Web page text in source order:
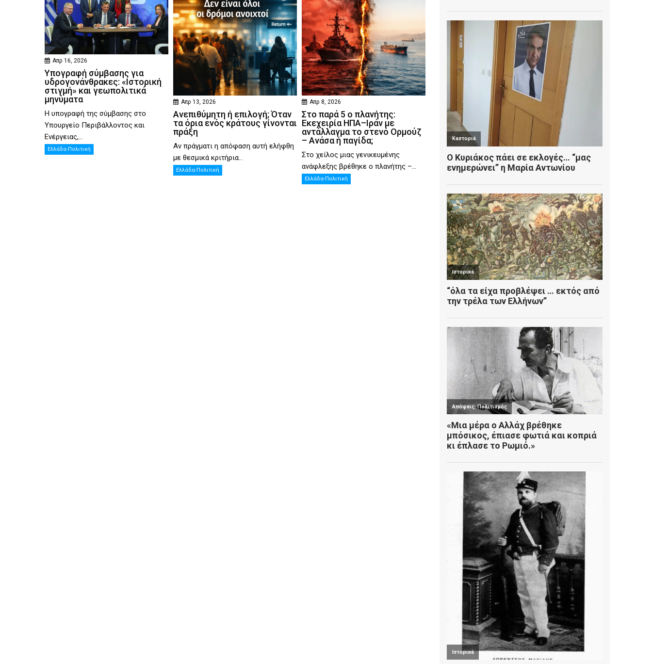
Απρ 16, 2026
Υπογραφή σύμβασης για
υδρογονάνθρακες: «Ιστορική
στιγμή» και γεωπολιτικά
μηνύματα
Η υπογραφή της σύμβασης στο
Υπουργείο Περιβάλλοντος και
Ενέργειας,...
Ελλάδα-Πολιτική
Απρ 13, 2026
Ανεπιθύμητη ή επιλογή; Όταν
τα όρια ενός κράτους γίνονται
πράξη
Αν πράγματι η απόφαση αυτή ελήφθη
με θεσμικά κριτήρια...
Ελλάδα-Πολιτική
Απρ 8, 2026
Στο παρά 5 ο πλανήτης:
Εκεχειρία ΗΠΑ–Ιράν με
αντάλλαγμα το στενό Ορμούζ
– Ανάσα ή παγίδα;
Στο χείλος μιας γενικευμένης
ανάφλεξης βρέθηκε ο πλανήτης –...
Ελλάδα-Πολιτική